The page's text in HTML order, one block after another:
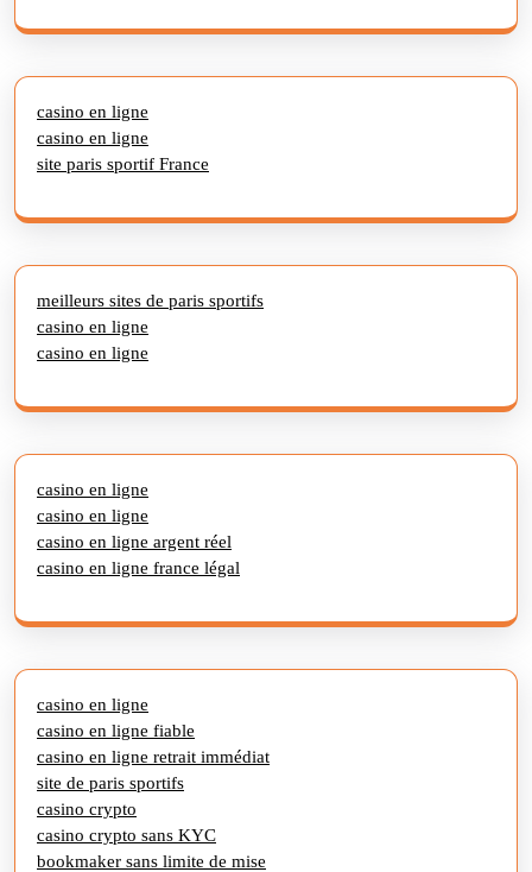
casino en ligne
casino en ligne
site paris sportif France
meilleurs sites de paris sportifs
casino en ligne
casino en ligne
casino en ligne
casino en ligne
casino en ligne argent réel
casino en ligne france légal
casino en ligne
casino en ligne fiable
casino en ligne retrait immédiat
site de paris sportifs
casino crypto
casino crypto sans KYC
bookmaker sans limite de mise